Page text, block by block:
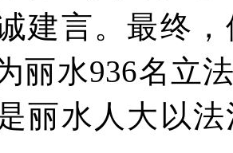
建言。最终
丽水936名立
丽水人大以